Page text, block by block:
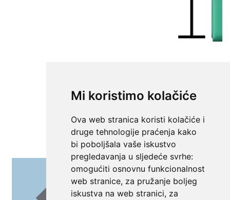
Mi koristimo kolačiće
Ova web stranica koristi kolačiće i
druge tehnologije praćenja kako
bi poboljšala vaše iskustvo
pregledavanja u sljedeće svrhe:
omogućiti osnovnu funkcionalnost
web stranice, za pružanje boljeg
iskustva na web stranici, za